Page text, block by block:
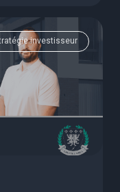
investisseur